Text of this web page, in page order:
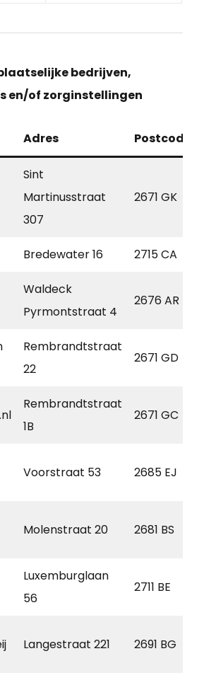
bedrijven,
en/of zorginstellingen
Adres Postcode
Sint
Martinusstraat
307
2671 GK
Bredewater 16 2715 CA
Waldeck
Pyrmontstraat 4
2676 AR
Rembrandtstraat
22
2671 GD
Rembrandtstraat
1B
2671 GC
Voorstraat 53 2685 EJ
Molenstraat 20 2681 BS
Luxemburglaan
56
2711 BE
Langestraat 221 2691 BG